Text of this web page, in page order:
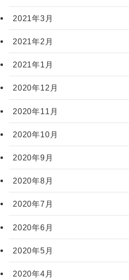
2021年3月
2021年2月
2021年1月
2020年12月
2020年11月
2020年10月
2020年9月
2020年8月
2020年7月
2020年6月
2020年5月
2020年4月